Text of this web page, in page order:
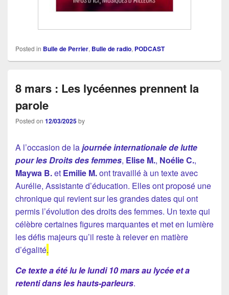
Posted in Bulle de Perrier, Bulle de radio, PODCAST
8 mars : Les lycéennes prennent la
parole
Posted on 12/03/2025by
A l’occasion de lajournée internationale de lutte
pour les Droits des femmes, Elise M., Noélie C.,
Maywa B.et Emilie M.ont travaillé à un texte avec
Aurélie, Assistante d’éducation. Elles ont proposé une
chronique qui revient sur les grandes dates qui ont
permis l’évolution des droits des femmes. Un texte qui
célèbre certaines figures marquantes et met en lumière
les défis majeurs qu’il reste à relever en matière
d’égalité.
Ce texte a été lu le lundi 10 mars au lycée et a
retenti dans les hauts-parleurs.